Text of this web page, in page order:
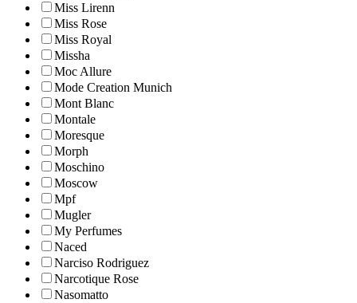
Miss Lirenn
Miss Rose
Miss Royal
Missha
Moc Allure
Mode Creation Munich
Mont Blanc
Montale
Moresque
Morph
Moschino
Moscow
Mpf
Mugler
My Perfumes
Naced
Narciso Rodriguez
Narcotique Rose
Nasomatto